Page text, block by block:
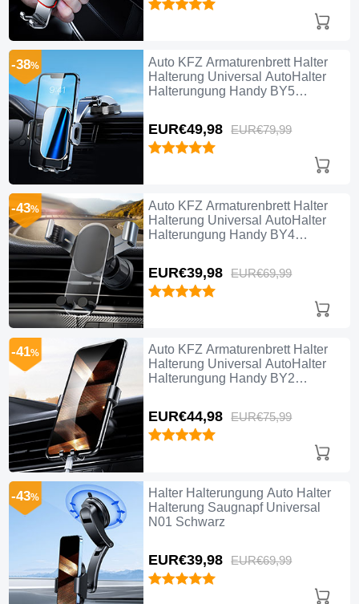
Auto KFZ Armaturenbrett Halter
Halterung Universal AutoHalter
Halterungung Handy BY5
EUR€49,98 EUR€79,99
-38%
Auto KFZ Armaturenbrett Halter
Halterung Universal AutoHalter
Halterungung Handy BY4
EUR€39,98 EUR€69,99
-43%
Auto KFZ Armaturenbrett Halter
Halterung Universal AutoHalter
Halterungung Handy BY2
EUR€44,98 EUR€75,99
-41%
Halter Halterungung Auto Halter
Halterung Saugnapf Universal
N01 Schwarz
EUR€39,98 EUR€69,99
-43%